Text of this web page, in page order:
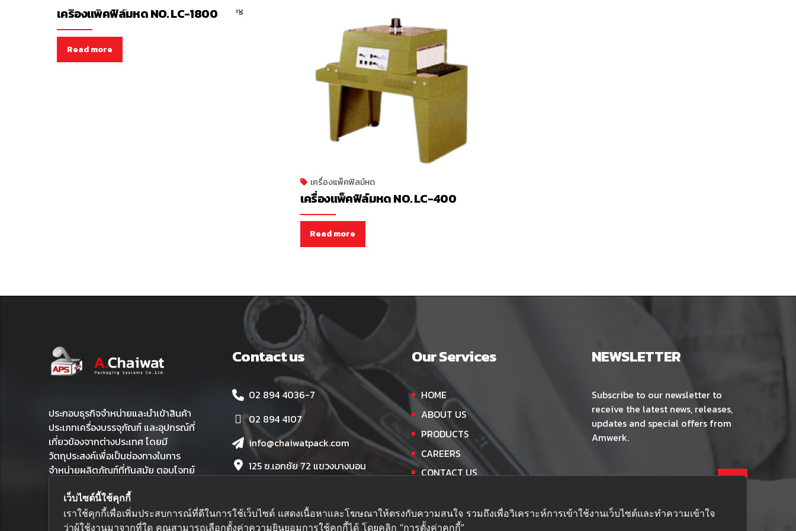
เครื่องแพ็คฟิล์มหด NO. LC-1800
Read more
เครื่องแพ็คฟิลม์หด
เครื่องแพ็คฟิล์มหด NO. LC-400
Read more
ประกอบธุรกิจจำหน่ายและนำเข้าสินค้า
ประเภทเครื่องบรรจุภัณฑ์ และอุปกรณ์ที่
เกี่ยวข้องจากต่างประเทศ โดยมี
วัตถุประสงค์เพื่อเป็นช่องทางในการ
จำหน่ายผลิตภัณฑ์ที่ทันสมัย ตอบโจทย์
ราคาที่คุ้มค่า
Contact us
02 894 4036-7
02 894 4107
info@chaiwatpack.com
125 ซ.เอกชัย 72 แขวงบางบอน
เขตบางบอน กรุงเทพฯ 10150
Our Services
HOME
ABOUT US
PRODUCTS
CAREERS
CONTACT US
NEWSLETTER
Subscribe to our newsletter to
receive the latest news, releases,
updates and special offers from
Amwerk.
เว็บไซต์นี้ใช้คุกกี้
เราใช้คุกกี้เพื่อเพิ่มประสบการณ์ที่ดีในการใช้เว็บไซต์ แสดงเนื้อหาและโฆษณาให้ตรงกับความสนใจ รวมถึงเพื่อวิเคราะห์การเข้าใช้งานเว็บไซต์และทำความเข้าใจ
ว่าผู้ใช้งานมาจากที่ใด คุณสามารถเลือกตั้งค่าความยินยอมการใช้คุกกี้ได้ โดยคลิก “การตั้งค่าคุกกี้”